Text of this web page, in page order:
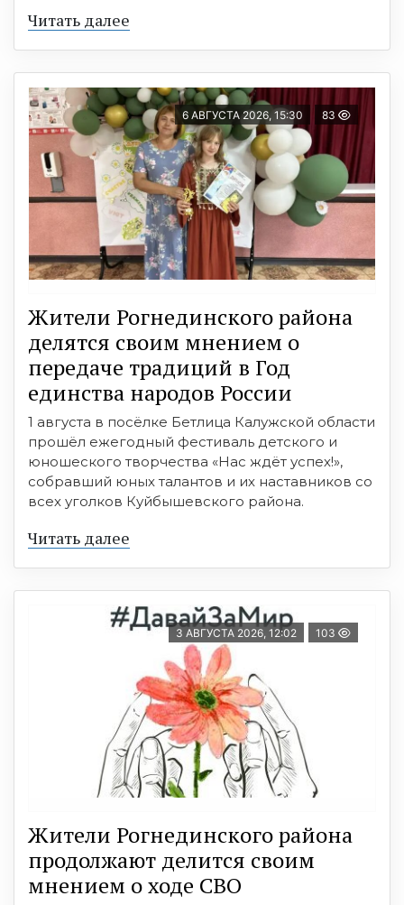
Читать далее
6 АВГУСТА 2026, 15:30 83
Жители Рогнединского района
делятся своим мнением о
передаче традиций в Год
единства народов России
1 августа в посёлке Бетлица Калужской области
прошёл ежегодный фестиваль детского и
юношеского творчества «Нас ждёт успех!»,
собравший юных талантов и их наставников со
всех уголков Куйбышевского района.
Читать далее
3 АВГУСТА 2026, 12:02 103
Жители Рогнединского района
продолжают делится своим
мнением о ходе СВО